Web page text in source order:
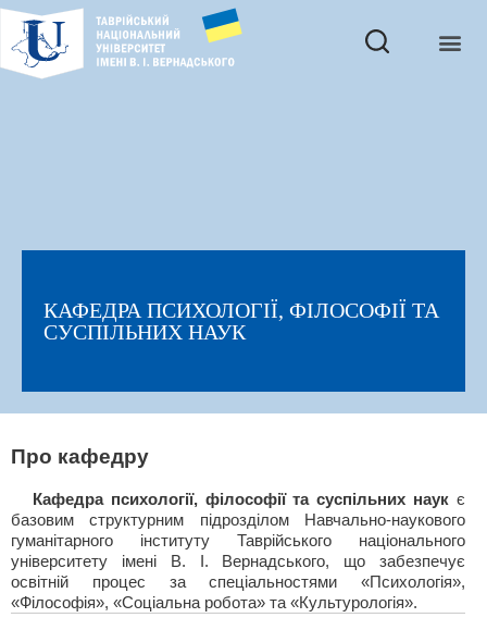
КАФЕДРА ПСИХОЛОГІЇ, ФІЛОСОФІЇ ТА
СУСПІЛЬНИХ НАУК
Про кафедру
Кафедра психології, філософії та суспільних наук є
базовим структурним підрозділом Навчально-наукового
гуманітарного інституту Таврійського національного
університету імені В. І. Вернадського, що забезпечує
освітній процес за спеціальностями «Психологія»,
«Філософія», «Соціальна робота» та «Культурологія».